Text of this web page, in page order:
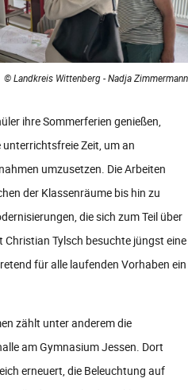
© Landkreis Wittenberg - Nadja Zimmermann
ihre Sommerferien genießen,
Zeit, um an
umzusetzen. Die Arbeiten
der Klassenräume bis hin zu
die sich zum Teil über
Tylsch besuchte jüngst eine
für alle laufenden Vorhaben ein
zählt unter anderem die
am Gymnasium Jessen. Dort
erneuert, die Beleuchtung auf